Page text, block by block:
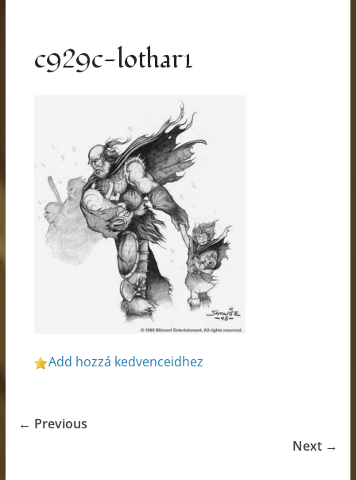
c929c-lothar1
Add hozzá kedvenceidhez
← Previous
Next →